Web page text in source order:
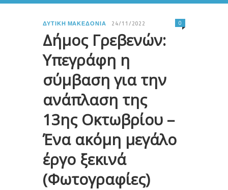
ΔΥΤΙΚΉ ΜΑΚΕΔΟΝΊΑ 24/11/2022
Δήμος Γρεβενών:
Υπεγράφη η
σύμβαση για την
ανάπλαση της
13ης Οκτωβρίου –
Ένα ακόμη μεγάλο
έργο ξεκινά
(Φωτογραφίες)
0